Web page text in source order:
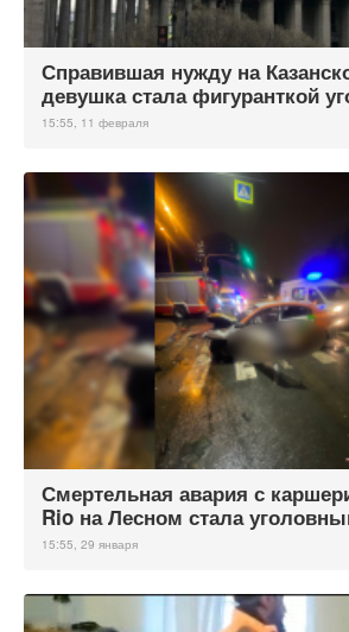
Справившая нужду на
девушка стала фигуранткой
15:55, 11 февраля
Смертельная авария с
Rio на Лесном стала
15:55, 29 января